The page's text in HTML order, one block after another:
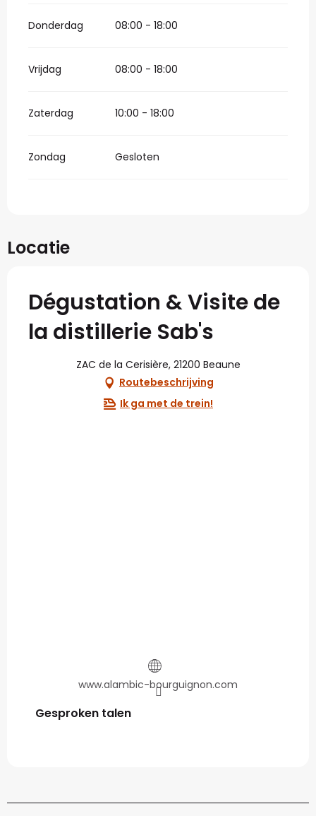
Donderdag 08:00 - 18:00
Vrijdag 08:00 - 18:00
Zaterdag 10:00 - 18:00
Zondag Gesloten
Locatie
Dégustation & Visite de
la distillerie Sab's
ZAC de la Cerisière, 21200 Beaune
Routebeschrijving
Ik ga met de trein!
www.alambic-bourguignon.com
Gesproken talen
Gesproken talen